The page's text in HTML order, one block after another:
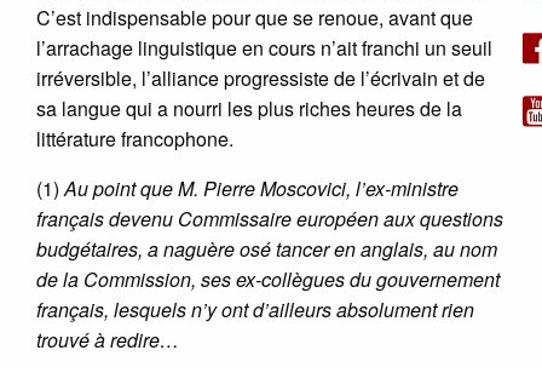
C’est indispensable pour que se renoue, avant que
l’arrachage linguistique en cours n’ait franchi un seuil
irréversible, l’alliance progressiste de l’écrivain et de
sa langue qui a nourri les plus riches heures de la
littérature francophone.
(1)Au point que M. Pierre Moscovici, l’ex-ministre
français devenu Commissaire européen aux questions
budgétaires, a naguère osé tancer en anglais, au nom
de la Commission, ses ex-collègues du gouvernement
français, lesquels n’y ont d’ailleurs absolument rien
trouvé à redire…